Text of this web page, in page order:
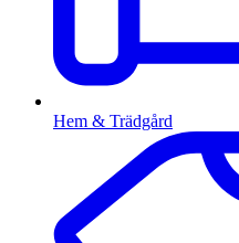
Hem & Trädgård